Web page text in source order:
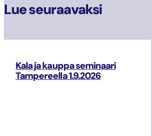
Lue seuraavaksi
Kala ja kauppa seminaari
Tampereella 1.9.2026